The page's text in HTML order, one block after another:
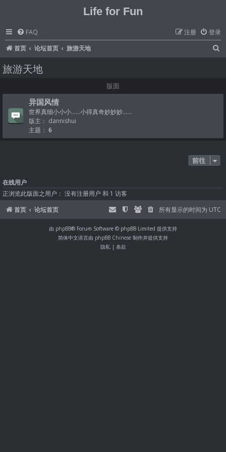
Life for Fun
FAQ 登录
注册
首页
论坛首页 旅游天地
旅游天地
版面
异国风情
世界真细小小小......小得真奇妙妙妙......
版主： dannishui
主题： 6
前往
在线用户
正浏览此版面之用户： 没有注册用户 和 1 访客
首页
论坛首页 所有显示的时间为 UTC
由 phpBB® Forum Software © phpBB Limited 提供支持
简体中文语言由 phpBB Chinese 制作并提供支持
隐私| 条款